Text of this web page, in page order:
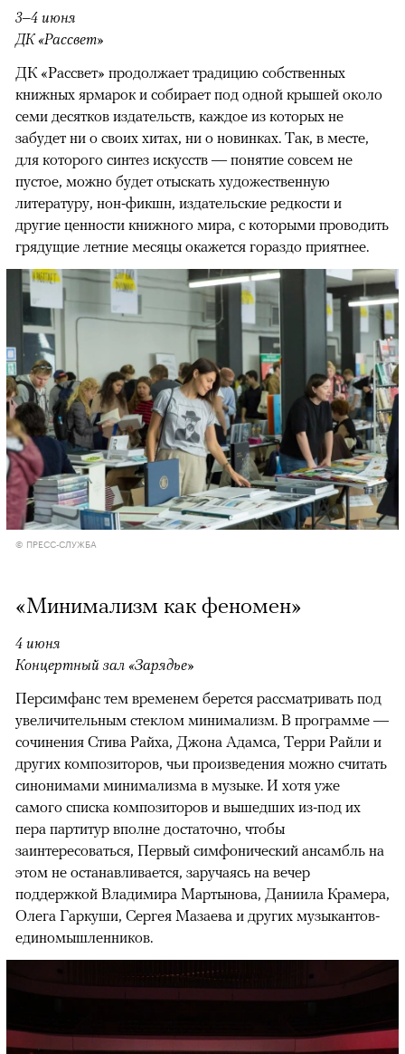
3–4 июня
ДК «Рассвет»
ДК «Рассвет» продолжает традицию собственных
книжных ярмарок и собирает под одной крышей около
семи десятков издательств, каждое из которых не
забудет ни о своих хитах, ни о новинках. Так, в месте,
для которого синтез искусств — понятие совсем не
пустое, можно будет отыскать художественную
литературу, нон-фикшн, издательские редкости и
другие ценности книжного мира, с которыми проводить
грядущие летние месяцы окажется гораздо приятнее.
© ПРЕСС-СЛУЖБА
«Минимализм как феномен»
4 июня
Концертный зал «Зарядье»
Персимфанс тем временем берется рассматривать под
увеличительным стеклом минимализм. В программе —
сочинения Стива Райха, Джона Адамса, Терри Райли и
других композиторов, чьи произведения можно считать
синонимами минимализма в музыке. И хотя уже
самого списка композиторов и вышедших из-под их
пера партитур вполне достаточно, чтобы
заинтересоваться, Первый симфонический ансамбль на
этом не останавливается, заручаясь на вечер
поддержкой Владимира Мартынова, Даниила Крамера,
Олега Гаркуши, Сергея Мазаева и других музыкантов-
единомышленников.